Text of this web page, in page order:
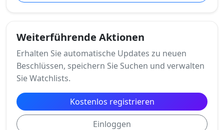
Weiterführende Aktionen
Erhalten Sie automatische Updates zu neuen
Beschlüssen, speichern Sie Suchen und verwalten
Sie Watchlists.
Kostenlos registrieren
Einloggen